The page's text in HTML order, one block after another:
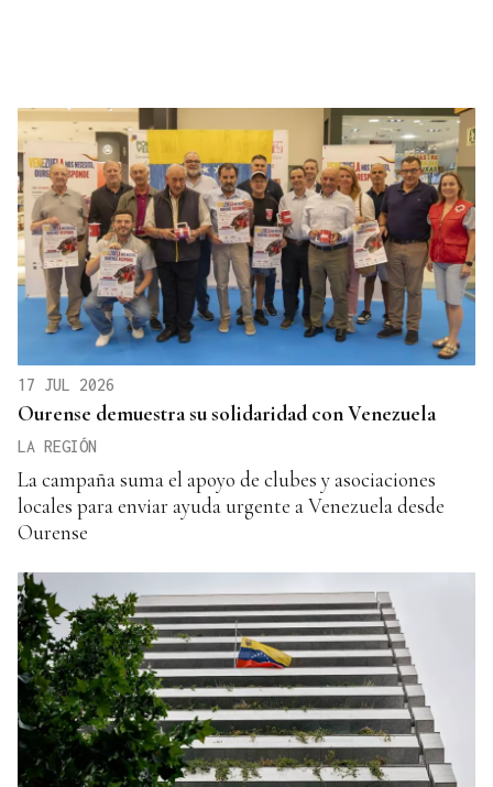
17 JUL 2026
Ourense demuestra su solidaridad con Venezuela
LA REGIÓN
La campaña suma el apoyo de clubes y asociaciones
locales para enviar ayuda urgente a Venezuela desde
Ourense